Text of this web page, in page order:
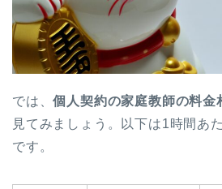
では、個人契約の家庭教師の料金
見てみましょう。以下は1時間あ
です。